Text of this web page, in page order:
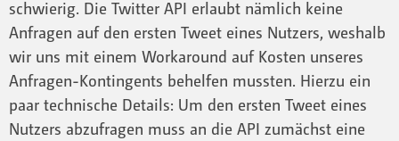
schwierig. Die Twitter API erlaubt nämlich keine
Anfragen auf den ersten Tweet eines Nutzers, weshalb
wir uns mit einem Workaround auf Kosten unseres
Anfragen-Kontingents behelfen mussten. Hierzu ein
paar technische Details: Um den ersten Tweet eines
Nutzers abzufragen muss an die API zumächst eine